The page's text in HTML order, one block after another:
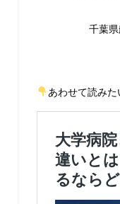
千葉
あわせて読み